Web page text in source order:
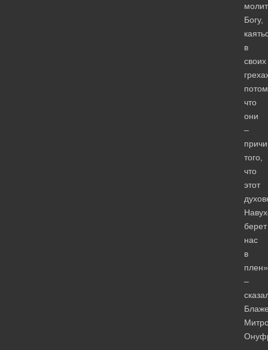
Богу,
в
своих
что
они
–
того,
что
этот
берет
нас
в
–